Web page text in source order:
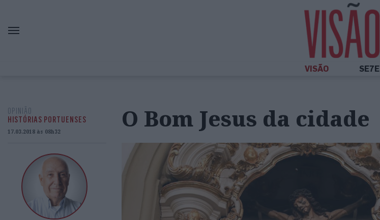
VISÃO SE7E
OPINIÃO
HISTÓRIAS PORTUENSES
17.03.2018 às 08h32 O Bom Jesus da cidade